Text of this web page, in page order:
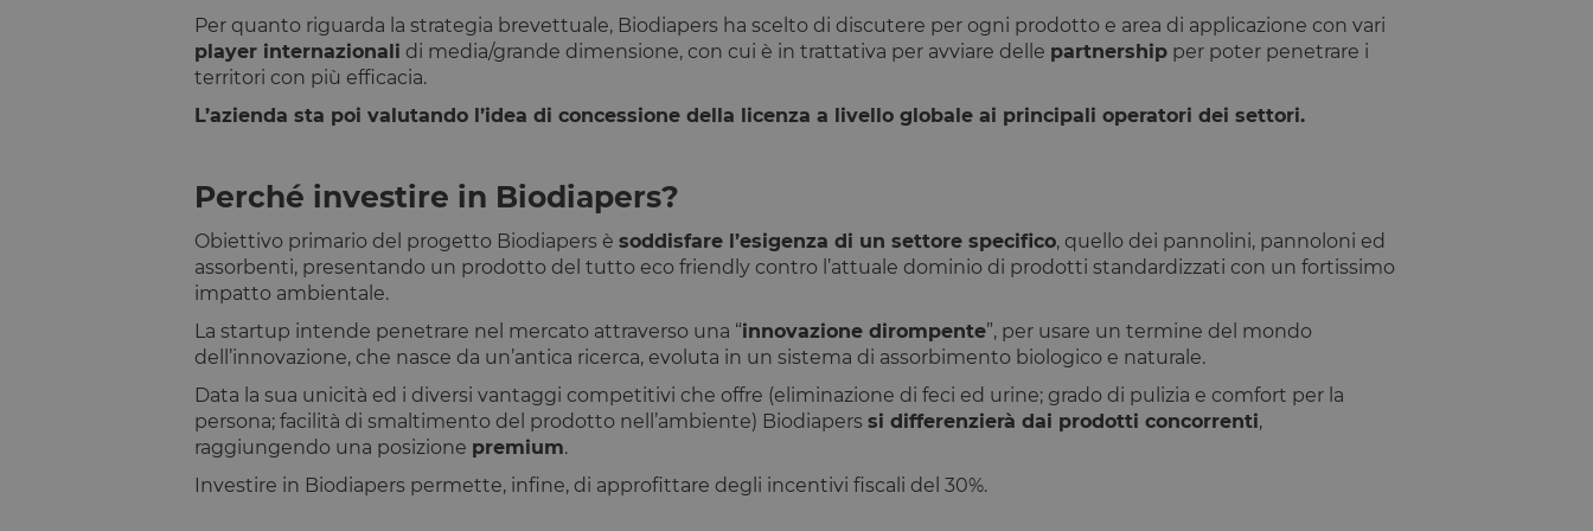
Per quanto riguarda la strategia brevettuale, Biodiapers ha scelto di discutere per ogni prodotto e area di applicazione con vari
player internazionali di media/grande dimensione, con cui è in trattativa per avviare delle partnership per poter penetrare i
territori con più efficacia.
L’azienda sta poi valutando l’idea di concessione della licenza a livello globale ai principali operatori dei settori.
Perché investire in Biodiapers?
Obiettivo primario del progetto Biodiapers è soddisfare l’esigenza di un settore specifico, quello dei pannolini, pannoloni ed
assorbenti, presentando un prodotto del tutto eco friendly contro l’attuale dominio di prodotti standardizzati con un fortissimo
impatto ambientale.
La startup intende penetrare nel mercato attraverso una “innovazione dirompente”, per usare un termine del mondo
dell’innovazione, che nasce da un’antica ricerca, evoluta in un sistema di assorbimento biologico e naturale.
Data la sua unicità ed i diversi vantaggi competitivi che offre (eliminazione di feci ed urine; grado di pulizia e comfort per la
persona; facilità di smaltimento del prodotto nell’ambiente) Biodiapers si differenzierà dai prodotti concorrenti,
raggiungendo una posizione premium.
Investire in Biodiapers permette, infine, di approfittare degli incentivi fiscali del 30%.
Dichiarazione di archiviazione
Nome
tAE
Archiviazione locale
tMQ
lastExternalReferrer
Archiviazione locale
tTDu
Archiviazione locale
tTE
Archiviazione locale
lastExternalReferrerTime
Archiviazione locale
tADu
tPL
Archiviazione locale